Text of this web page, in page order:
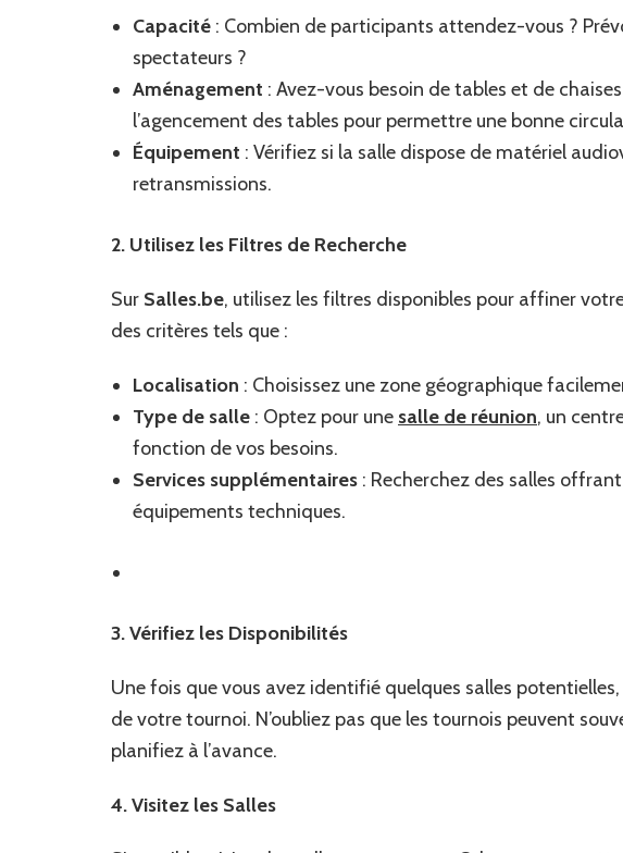
Capacité : Combien de participants attendez-vous ?
spectateurs ?
Aménagement : Avez-vous besoin de tables et de
l’agencement des tables pour permettre une bonne
Équipement : Vérifiez si la salle dispose de matériel
retransmissions.
2. Utilisez les Filtres de Recherche
Sur Salles.be, utilisez les filtres disponibles pour affiner
des critères tels que :
Localisation : Choisissez une zone géographique
Type de salle : Optez pour une salle de réunion, un
fonction de vos besoins.
Services supplémentaires : Recherchez des salles
équipements techniques.
3. Vérifiez les Disponibilités
Une fois que vous avez identifié quelques salles
de votre tournoi. N’oubliez pas que les tournois peuvent
planifiez à l’avance.
4. Visitez les Salles